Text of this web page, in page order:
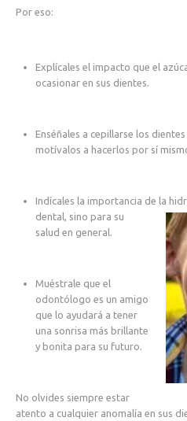
Por eso:
Explícales el impacto que el
ocasionar en sus dientes.
Enséñales a cepillarse los
motívalos a hacerlos por sí
Indícales la importancia de la
dental, sino para su
salud en general.
Muéstrale que el
odontólogo es un amigo
que lo ayudará a tener
una sonrisa más brillante
y bonita para su futuro.
No olvides siempre estar
atento a cualquier anomalía en sus